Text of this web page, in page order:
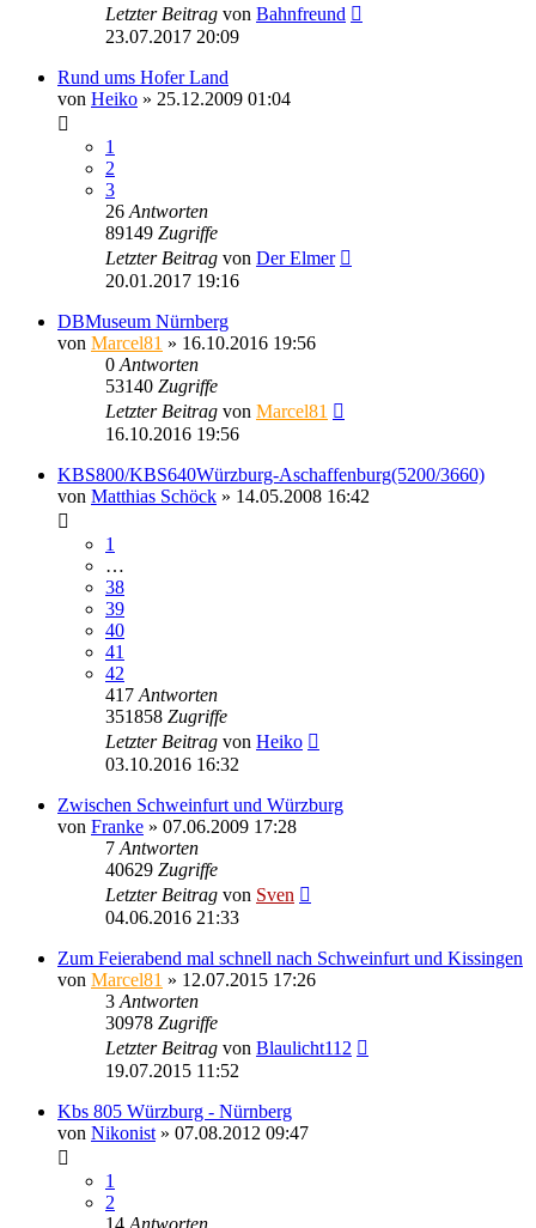
Letzter Beitrag von Bahnfreund
23.07.2017 20:09
Rund ums Hofer Land
von Heiko » 25.12.2009 01:04
1
2
3
26 Antworten
89149 Zugriffe
Letzter Beitrag von Der Elmer
20.01.2017 19:16
DBMuseum Nürnberg
von Marcel81 » 16.10.2016 19:56
0 Antworten
53140 Zugriffe
Letzter Beitrag von Marcel81
16.10.2016 19:56
KBS800/KBS640Würzburg-Aschaffenburg(5200/3660)
von Matthias Schöck » 14.05.2008 16:42
1
…
38
39
40
41
42
417 Antworten
351858 Zugriffe
Letzter Beitrag von Heiko
03.10.2016 16:32
Zwischen Schweinfurt und Würzburg
von Franke » 07.06.2009 17:28
7 Antworten
40629 Zugriffe
Letzter Beitrag von Sven
04.06.2016 21:33
Zum Feierabend mal schnell nach Schweinfurt und Kissingen
von Marcel81 » 12.07.2015 17:26
3 Antworten
30978 Zugriffe
Letzter Beitrag von Blaulicht112
19.07.2015 11:52
Kbs 805 Würzburg - Nürnberg
von Nikonist » 07.08.2012 09:47
1
2
14 Antworten